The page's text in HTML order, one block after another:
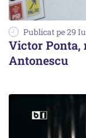
Publicat pe 29
Victor Ponta,
Antonescu